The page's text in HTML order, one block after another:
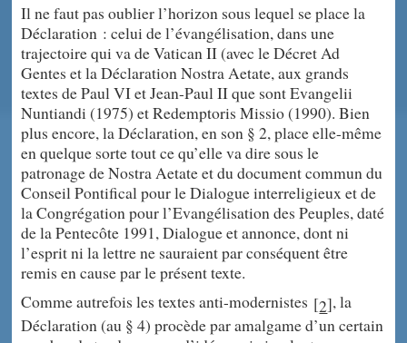
Il ne faut pas oublier l’horizon sous lequel se place la
Déclaration : celui de l’évangélisation, dans une
trajectoire qui va de Vatican II (avec le Décret Ad
Gentes et la Déclaration Nostra Aetate, aux grands
textes de Paul VI et Jean-Paul II que sont Evangelii
Nuntiandi (1975) et Redemptoris Missio (1990). Bien
plus encore, la Déclaration, en son § 2, place elle-même
en quelque sorte tout ce qu’elle va dire sous le
patronage de Nostra Aetate et du document commun du
Conseil Pontifical pour le Dialogue interreligieux et de
la Congrégation pour l’Evangélisation des Peuples, daté
de la Pentecôte 1991, Dialogue et annonce, dont ni
l’esprit ni la lettre ne sauraient par conséquent être
remis en cause par le présent texte.
Comme autrefois les textes anti-modernistes [2], la
Déclaration (au § 4) procède par amalgame d’un certain